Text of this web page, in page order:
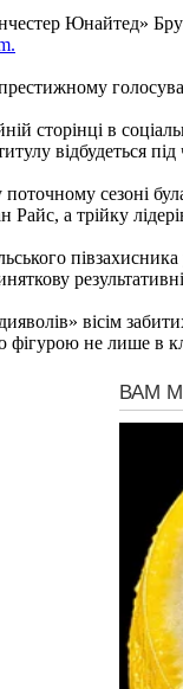
Юнайтед»
сторінці в
відбудеться
сезоні
а трійку
вісім
не лише в